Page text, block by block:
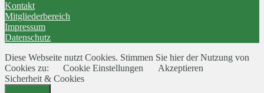
Kontakt
Mitgliederbereich
Impressum
Datenschutz
Diese Webseite nutzt Cookies. Stimmen Sie hier der Nutzung von
Cookies zu:
Cookie Einstellungen
Akzeptieren
Sicherheit & Cookies